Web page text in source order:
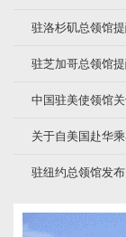
驻洛杉矶总领馆
驻芝加哥总领馆
中国驻美使领馆
关于自美国赴华
驻纽约总领馆发